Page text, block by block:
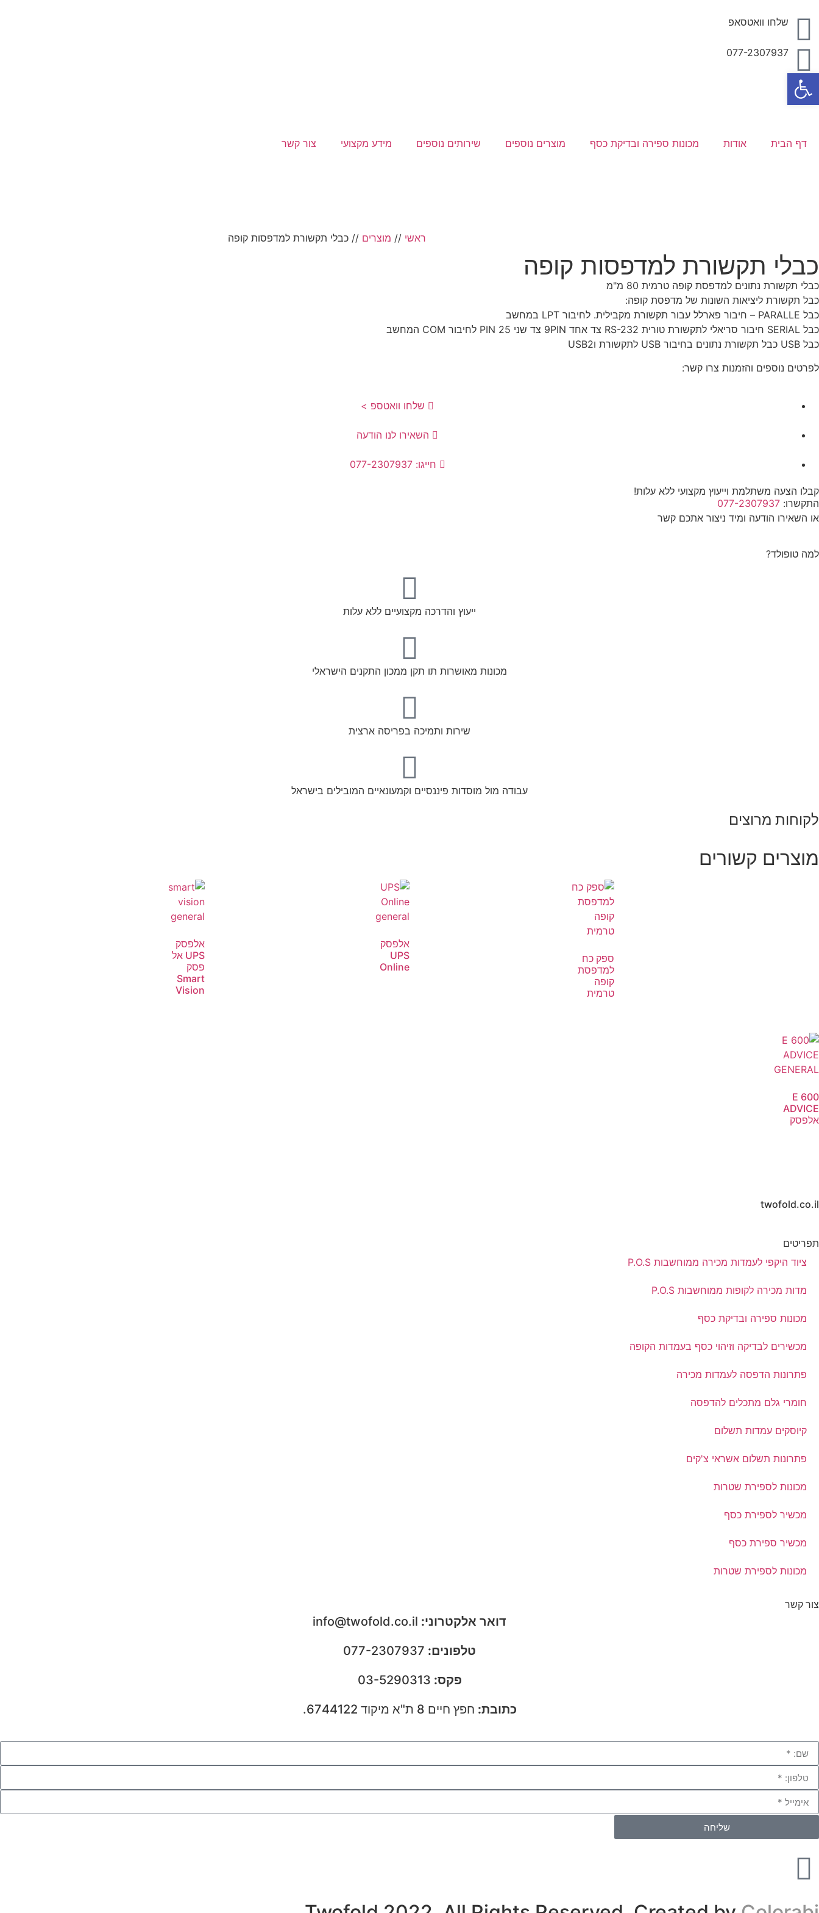
שלחו וואטסאפ
077-2307937
דף הבית אודות מכונות ספירה ובדיקת כסף מוצרים נוספים שירותים נוספים מידע מקצועי צור קשר
ראשי // מוצרים //כבלי תקשורת למדפסות קופה
כבלי תקשורת למדפסות קופה
כבלי תקשורת נתונים למדפסת קופה טרמית 80 מ"מ
כבל תקשורת ליציאות השונות של מדפסת קופה:
כבל PARALLE – חיבור פארלל עבור תקשורת מקבילית. לחיבור LPT במחשב
כבל SERIAL חיבור סריאלי לתקשורת טורית RS-232 צד אחד 9PIN צד שני 25 PIN לחיבור COM המחשב
כבל USB כבל תקשורת נתונים בחיבור USB לתקשורת וUSB2
לפרטים נוספים והזמנות צרו קשר:
שלחו וואטספ >
השאירו לנו הודעה
חייגו: 077-2307937
קבלו הצעה משתלמת וייעוץ מקצועי ללא עלות!
התקשרו: 077-2307937
או השאירו הודעה ומיד ניצור אתכם קשר
למה טופולד?
ייעוץ והדרכה מקצועיים ללא עלות
מכונות מאושרות תו תקן ממכון התקנים הישראלי
שירות ותמיכה בפריסה ארצית
עבודה מול מוסדות פיננסיים וקמעונאיים המובילים בישראל
לקוחות מרוצים
מוצרים קשורים
ספק כח
למדפסת
קופה
טרמית
אלפסק
UPS
Online
אלפסק
UPS אל
פסק
Smart
Vision
E 600
ADVICE
אלפסק
twofold.co.il
תפריטים
ציוד היקפי לעמדות מכירה ממוחשבות P.O.S
מדות מכירה לקופות ממוחשבות P.O.S
מכונות ספירה ובדיקת כסף
מכשירים לבדיקה וזיהוי כסף בעמדות הקופה
פתרונות הדפסה לעמדות מכירה
חומרי גלם מתכלים להדפסה
קיוסקים עמדות תשלום
פתרונות תשלום אשראי צ'קים
מכונות לספירת שטרות
מכשיר לספירת כסף
מכשיר ספירת כסף
מכונות לספירת שטרות
צור קשר
דואר אלקטרוני:
טלפונים:
פקס:
כתובת: חפץ חיים 8 ת"א מיקוד 6744122.
שליחה
פתח סרגל נגישות